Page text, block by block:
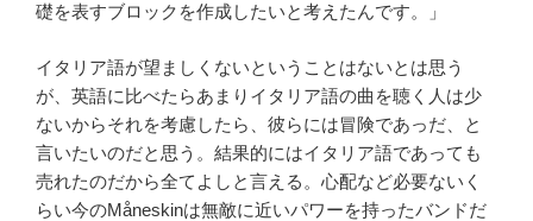
礎を表すブロックを作成したいと考えたんです。」
イタリア語が望ましくないということはないとは思う
が、英語に比べたらあまりイタリア語の曲を聴く人は少
ないからそれを考慮したら、彼らには冒険であっだ、と
言いたいのだと思う。結果的にはイタリア語であっても
売れたのだから全てよしと言える。心配など必要ないく
らい今のMåneskinは無敵に近いパワーを持ったバンドだ